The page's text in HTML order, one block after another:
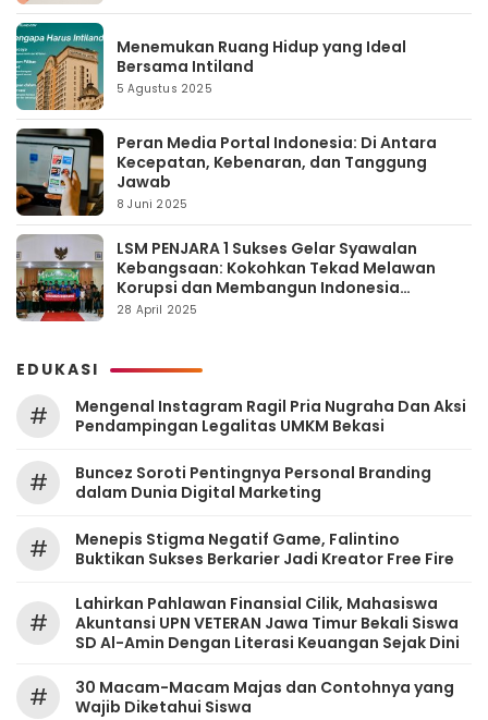
Menemukan Ruang Hidup yang Ideal
Bersama Intiland
5 Agustus 2025
Peran Media Portal Indonesia: Di Antara
Kecepatan, Kebenaran, dan Tanggung
Jawab
8 Juni 2025
LSM PENJARA 1 Sukses Gelar Syawalan
Kebangsaan: Kokohkan Tekad Melawan
Korupsi dan Membangun Indonesia
Berintegritas
28 April 2025
EDUKASI
#
Mengenal Instagram Ragil Pria Nugraha Dan Aksi
Pendampingan Legalitas UMKM Bekasi
#
‎Buncez Soroti Pentingnya Personal Branding
dalam Dunia Digital Marketing
#
Menepis Stigma Negatif Game, Falintino
Buktikan Sukses Berkarier Jadi Kreator Free Fire
#
Lahirkan Pahlawan Finansial Cilik, Mahasiswa
Akuntansi UPN VETERAN Jawa Timur Bekali Siswa
SD Al-Amin Dengan Literasi Keuangan Sejak Dini
#
30 Macam-Macam Majas dan Contohnya yang
Wajib Diketahui Siswa